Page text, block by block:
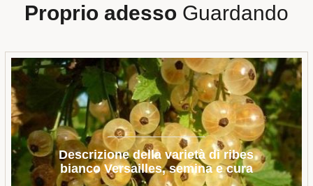
Proprio adessoGuardando
Descrizione della varietà di ribes
bianco Versailles, semina e cura